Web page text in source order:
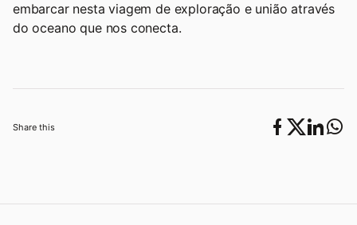
Share this
embarcar nesta viagem de exploração e união através
do oceano que nos conecta.